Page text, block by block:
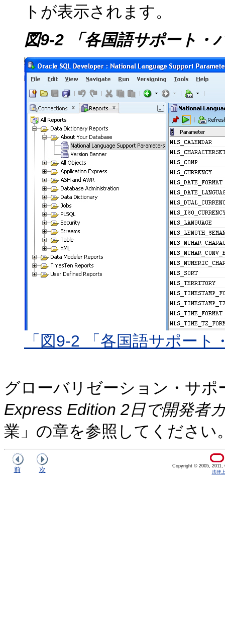
トが表示されます。
図9-2 「各国語サポート・
「図9-2 「各国語サポー
グローバリゼーション・サポ
Express Edition 2日で開発者
業」の章を参照してください
前 次
Copyright © 2005, 2011,
法律